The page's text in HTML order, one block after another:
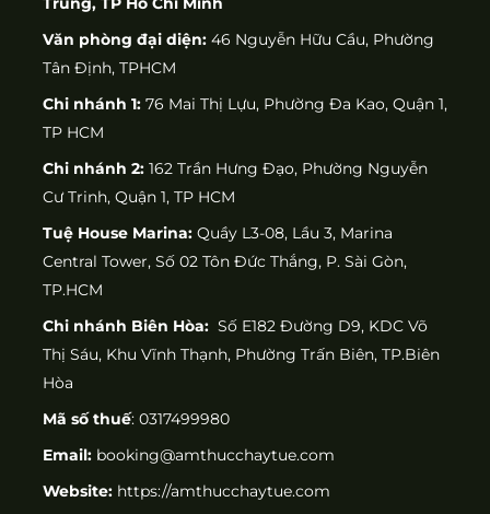
Văn phòng đại diện: 46 Nguyễn Hữu Cầu, Phường
Tân Định, TPHCM
Chi nhánh 1: 76 Mai Thị Lựu, Phường Đa Kao, Quận 1,
TP HCM
Chi nhánh 2: 162 Trần Hưng Đạo, Phường Nguyễn
Cư Trinh, Quận 1, TP HCM
Tuệ House Marina: Quầy L3-08, Lầu 3, Marina
Central Tower, Số 02 Tôn Đức Thắng, P. Sài Gòn,
TP.HCM
Chi nhánh Biên Hòa: Số E182 Đường D9, KDC Võ
Thị Sáu, Khu Vĩnh Thạnh, Phường Trấn Biên, TP.Biên
Hòa
Mã số thuế: 0317499980
Email: booking@amthucchaytue.com
Website: https://amthucchaytue.com